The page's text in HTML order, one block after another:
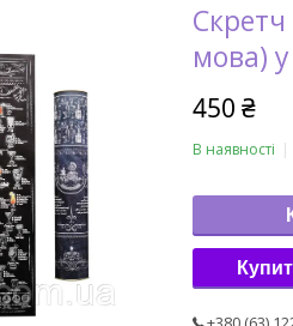
мова) у
450 ₴
В наявності